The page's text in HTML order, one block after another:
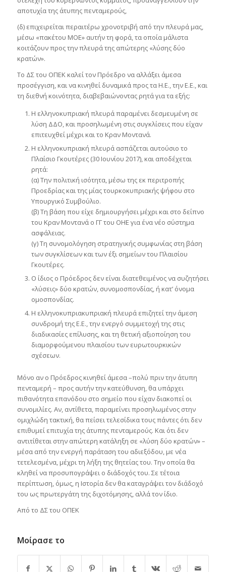
αποτυχία της άτυπης πενταμερούς,
(δ) επιχειρείται περαιτέρω χρονοτριβή από την πλευρά μας,
μέσω «πακέτου ΜΟΕ» αυτήν τη φορά, τα οποία μάλιστα
κοιτάζουν προς την πλευρά της απώτερης «λύσης δύο
κρατών».
Το ΔΣ του ΟΠΕΚ καλεί τον Πρόεδρο να αλλάξει άμεσα
προσέγγιση, και να κινηθεί δυναμικά προς τα Η.Ε., την Ε.Ε., και
τη διεθνή κοινότητα, διαβεβαιώνοντας ρητά για τα εξής:
Η ελληνοκυπριακή πλευρά παραμένει δεσμευμένη σε
λύση ΔΔΟ, και προσηλωμένη στις συγκλίσεις που είχαν
επιτευχθεί μέχρι και το Κραν Μοντανά.
Η ελληνοκυπριακή πλευρά ασπάζεται αυτούσιο το
Πλαίσιο Γκουτέρες (30 Ιουνίου 2017), και αποδέχεται
ρητά:
(α) Την πολιτική ισότητα, μέσω της εκ περιτροπής
Προεδρίας και της μίας τουρκοκυπριακής ψήφου στο
Υπουργικό Συμβούλιο.
(β) Τη βάση που είχε δημιουργήσει μέχρι και στο δείπνο
του Κραν Μοντανά ο ΓΓ του ΟΗΕ για ένα νέο σύστημα
ασφάλειας.
(γ) Τη συνομολόγηση στρατηγικής συμφωνίας στη βάση
των συγκλίσεων και των έξι σημείων του Πλαισίου
Γκουτέρες.
Ο ίδιος ο Πρόεδρος δεν είναι διατεθειμένος να συζητήσει
«λύσεις» δύο κρατών, συνομοσπονδίας, ή κατ’ όνομα
ομοσπονδίας.
Η ελληνοκυπριακυπριακή πλευρά επιζητεί την άμεση
συνδρομή της Ε.Ε., την ενεργό συμμετοχή της στις
διαδικασίες επίλυσης, και τη θετική αξιοποίηση του
διαμορφούμενου πλαισίου των ευρωτουρκικών
σχέσεων.
Μόνο αν ο Πρόεδρος κινηθεί άμεσα –πολύ πριν την άτυπη
πενταμερή – προς αυτήν την κατεύθυνση, θα υπάρχει
πιθανότητα επανόδου στο σημείο που είχαν διακοπεί οι
συνομιλίες. Αν, αντίθετα, παραμείνει προσηλωμένος στην
ομιχλώδη τακτική, θα πείσει τελεσίδικα τους πάντες ότι δεν
επιθυμεί επιτυχία της άτυπης πενταμερούς. Και ότι δεν
αντιτίθεται στην απώτερη κατάληξη σε «λύση δύο κρατών» –
μέσα από την ενεργή παράταση του αδιεξόδου, με νέα
τετελεσμένα, μέχρι τη λήξη της θητείας του. Την οποία θα
κληθεί να προσυπογράψει ο διάδοχός του. Σε τέτοια
περίπτωση, όμως, η Ιστορία δεν θα καταγράψει τον διάδοχό
του ως πρωτεργάτη της διχοτόμησης, αλλά τον ίδιο.
Από το ΔΣ του ΟΠΕΚ
Μοίρασε το